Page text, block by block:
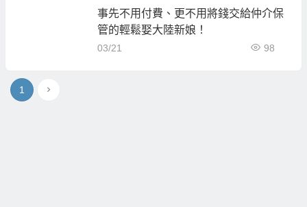
事先不用付費、更不用將錢交給仲介保
管的輕鬆娶大陸新娘！
03/21 98
1